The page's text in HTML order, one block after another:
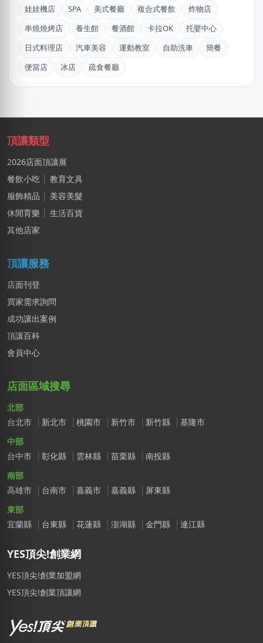
桃園市｜預算 10萬~30萬元
鄭X克
桃園市｜預算 10萬~30萬元
廖X姐
新北市｜預算 50萬~100萬元
阿X
新北市｜預算 50萬~100萬元
林X羽
娃娃機店
SPA 美式餐廳 複合式餐飲
炸物店
串燒燒烤店
養生館 餐酒館 卡拉OK
托嬰中心
日式料理店
汽車美容 運動教室 自助洗車
簡餐
便當店
冰店 疏食餐廳
頂讓類型
2026店面頂讓展
餐飲小吃
教育文具
服飾精品
美容美髮
休閒育樂
生活百貨
其他店家
頂讓服務
店面刊登
買家需求詢問
成功讓出案例
頂讓百科
會員中心
店面區域搜尋
北部
台北市
新北市 桃園市 新竹市 新竹縣
基隆市
中部
台中市
彰化縣 雲林縣 苗栗縣
南投縣
南部
高雄市
台南市 嘉義市 嘉義縣
屏東縣
東部
宜蘭縣
台東縣 花蓮縣 澎湖縣 金門縣 連江縣
YES頂尖!創業網
YES頂尖!創業加盟網
YES頂尖!創業頂讓網